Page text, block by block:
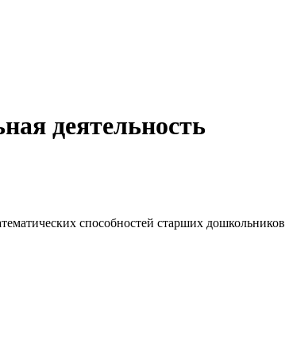
деятельность
способностей старших